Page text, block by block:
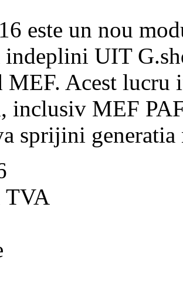
este un nou
indeplini UIT
MEF. Acest lucru
inclusiv MEF
sprijini
TVA